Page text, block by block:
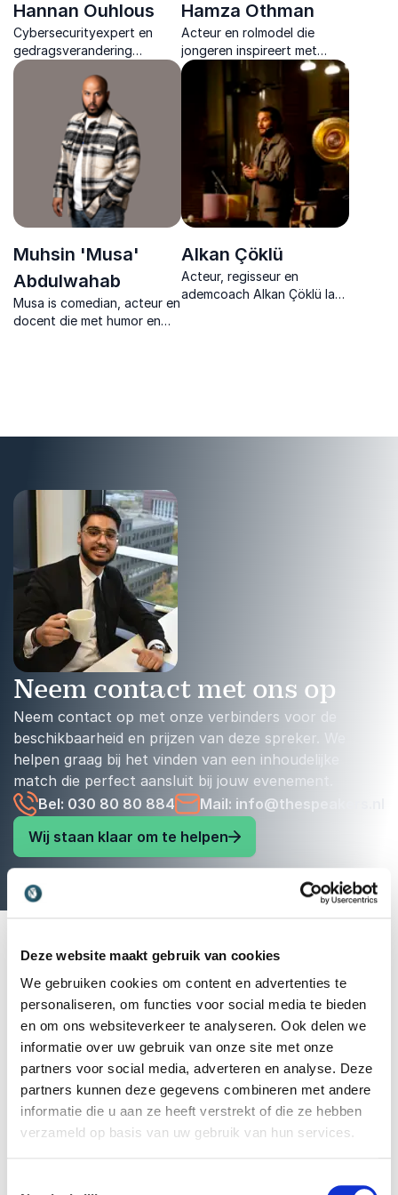
Deze website maakt gebruik van cookies
We gebruiken cookies om content en advertenties te
personaliseren, om functies voor social media te bieden
en om ons websiteverkeer te analyseren. Ook delen we
informatie over uw gebruik van onze site met onze
partners voor social media, adverteren en analyse. Deze
partners kunnen deze gegevens combineren met andere
informatie die u aan ze heeft verstrekt of die ze hebben
verzameld op basis van uw gebruik van hun services.
Hannan Ouhlous
Cybersecurityexpert en
gedragsverandering
specialist die laat zien hoe
menselijk gedrag de sleutel
vormt tot veilige digitale
organisaties & sterke
securitycultuur.
Hamza Othman
Acteur en rolmodel die
jongeren inspireert met
eerlijke verhalen over
keuzes, mentale kracht en
identiteit, gebaseerd op
filmervaring en persoonlijke
groei.
Muhsin 'Musa'
Abdulwahab
Musa is comedian, acteur en
docent die met humor en
Alkan Çöklü
Acteur, regisseur en
ademcoach Alkan Çöklü laat
Neem contact met ons op
Neem contact op met onze verbinders voor de
beschikbaarheid en prijzen van deze spreker. We
helpen graag bij het vinden van een inhoudelijke
match die perfect aansluit bij jouw evenement.
Bel: 030 80 80 884
Mail: info@thespeakers.nl
Wij staan klaar om te helpen
Vrijblijvend advies voor het kiezen
van de beste spreker of